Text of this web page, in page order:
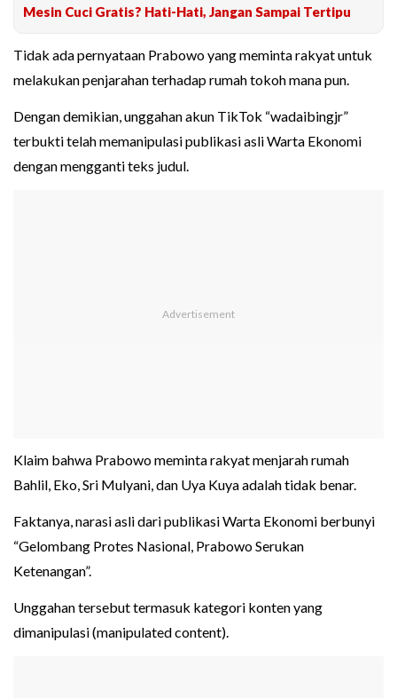
Mesin Cuci Gratis? Hati-Hati, Jangan Sampai Tertipu
Tidak ada pernyataan Prabowo yang meminta rakyat untuk
melakukan penjarahan terhadap rumah tokoh mana pun.
Dengan demikian, unggahan akun TikTok “wadaibingjr”
terbukti telah memanipulasi publikasi asli Warta Ekonomi
dengan mengganti teks judul.
Klaim bahwa Prabowo meminta rakyat menjarah rumah
Bahlil, Eko, Sri Mulyani, dan Uya Kuya adalah tidak benar.
Faktanya, narasi asli dari publikasi Warta Ekonomi berbunyi
“Gelombang Protes Nasional, Prabowo Serukan
Ketenangan”.
Unggahan tersebut termasuk kategori konten yang
dimanipulasi (manipulated content).